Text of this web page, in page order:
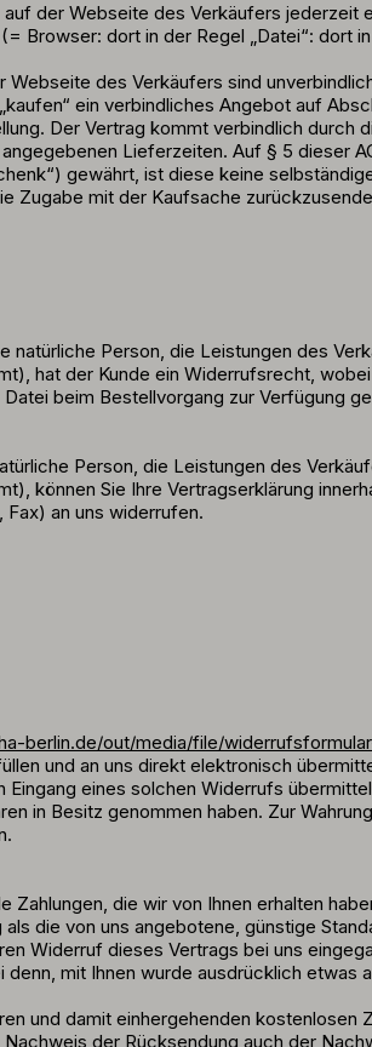
der Webseite des Verkäufers
Browser: dort in der Regel „Datei“: dort
des Verkäufers sind
ein verbindliches Angebot auf
Der Vertrag kommt verbindlich
Lieferzeiten. Auf § 5 dieser
gewährt, ist diese keine
Zugabe mit der Kaufsache
natürliche Person, die Leistungen des
hat der Kunde ein Widerrufsrecht,
beim Bestellvorgang zur Verfügung
Person, die Leistungen des
können Sie Ihre Vertragserklärung
an uns widerrufen.
berlin.de/out/media/file/
und an uns direkt elektronisch
eines solchen Widerrufs
in Besitz genommen haben. Zur
Zahlungen, die wir von Ihnen erhalten
die von uns angebotene, günstige
Widerruf dieses Vertrags bei uns
mit Ihnen wurde ausdrücklich
und damit einhergehenden
der Rücksendung auch der